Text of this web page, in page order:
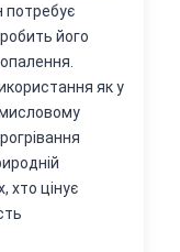
потребує
його
як у
хто цінує